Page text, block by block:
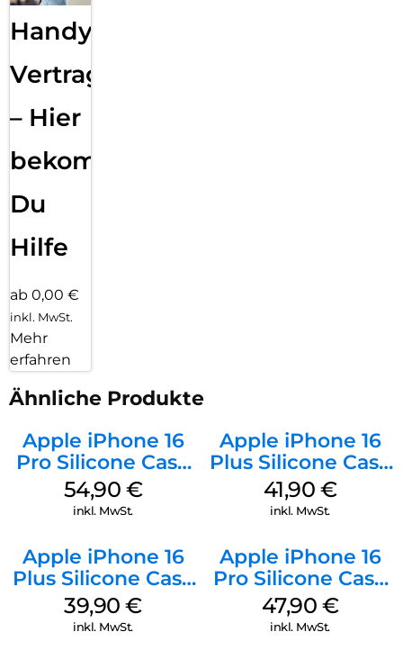
Handy
Vertragsabwicklung
– Hier
bekommst
Du
Hilfe
ab 0,00 €
inkl. MwSt.
Mehr
erfahren
Ähnliche Produkte
Apple iPhone 16
Pro Silicone Case
MagSafe Black
54,90 €
inkl. MwSt.
Apple iPhone 16
Plus Silicone Case
MagSafe Stone
Gray
41,90 €
inkl. MwSt.
Apple iPhone 16
Plus Silicone Case
MagSafe Plum
39,90€
inkl. MwSt.
Apple iPhone 16
Pro Silicone Case
MagSafe Denim
47,90 €
inkl. MwSt.